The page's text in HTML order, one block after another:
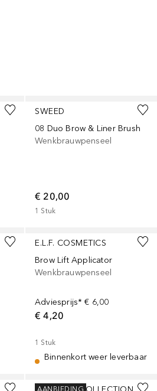
SWEED
08 Duo Brow & Liner Brush
Wenkbrauwpenseel
€ 20,00
1 Stuk
E.L.F. COSMETICS
Brow Lift Applicator
Wenkbrauwpenseel
Adviesprijs* € 6,00
€ 4,20
1 Stuk
Binnenkort weer leverbaar
AANBIEDING